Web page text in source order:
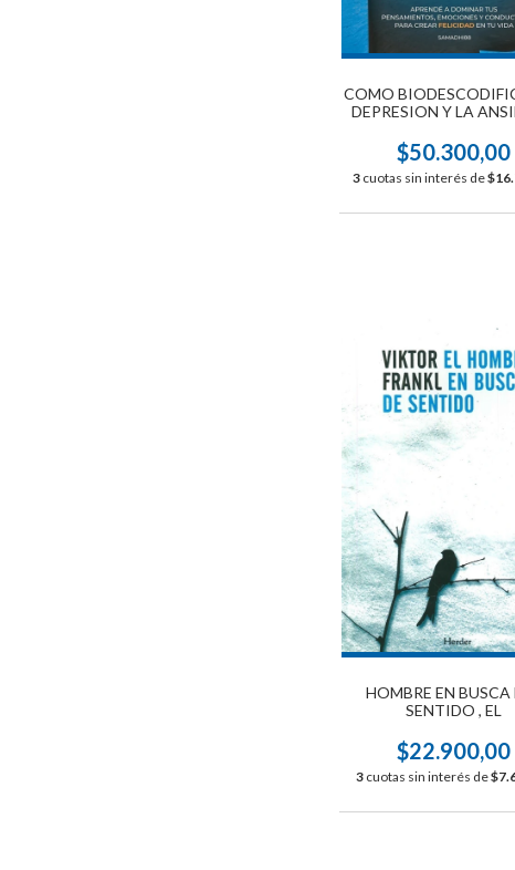
COMO
DEPRESION Y LA
$50.300,00
3 cuotas sin interés de
HOMBRE EN BUSCA
SENTIDO , EL
$22.900,00
3 cuotas sin interés de